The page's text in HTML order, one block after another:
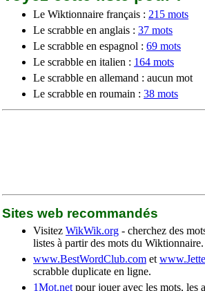
Le Wiktionnaire français : 215 mots
Le scrabble en anglais : 37 mots
Le scrabble en espagnol : 69 mots
Le scrabble en italien : 164 mots
Le scrabble en allemand : aucun mot
Le scrabble en roumain : 38 mots
Sites web recommandés
Visitez WikWik.org - cherchez des
listes à partir des mots du Wiktionnaire.
www.BestWordClub.com et
scrabble duplicate en ligne.
1Mot.net pour jouer avec les mots, les